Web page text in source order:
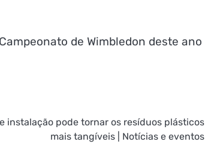
de Wimbledon deste ano
instalação pode tornar os resíduos plásticos
mais tangíveis | Notícias e eventos